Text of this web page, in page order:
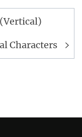
Characters